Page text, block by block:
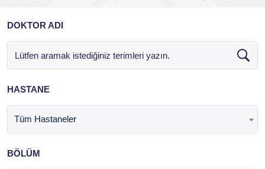
DOKTOR ADI
HASTANE
Tüm Hastaneler
BÖLÜM